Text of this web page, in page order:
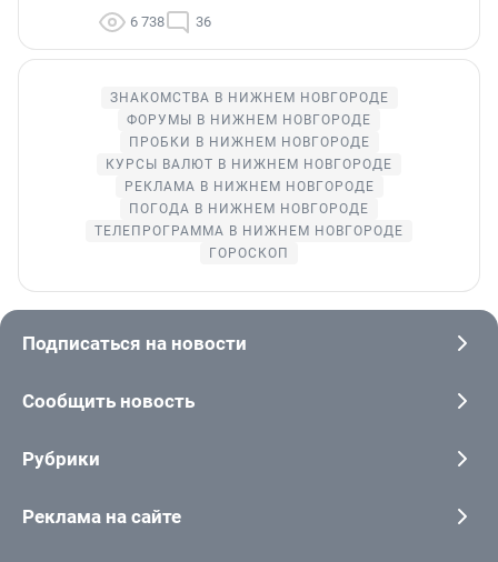
6 738 36
ЗНАКОМСТВА В НИЖНЕМ НОВГОРОДЕ
ФОРУМЫ В НИЖНЕМ НОВГОРОДЕ
ПРОБКИ В НИЖНЕМ НОВГОРОДЕ
КУРСЫ ВАЛЮТ В НИЖНЕМ НОВГОРОДЕ
РЕКЛАМА В НИЖНЕМ НОВГОРОДЕ
ПОГОДА В НИЖНЕМ НОВГОРОДЕ
ТЕЛЕПРОГРАММА В НИЖНЕМ НОВГОРОДЕ
ГОРОСКОП
Подписаться на новости
Сообщить новость
Рубрики
Реклама на сайте